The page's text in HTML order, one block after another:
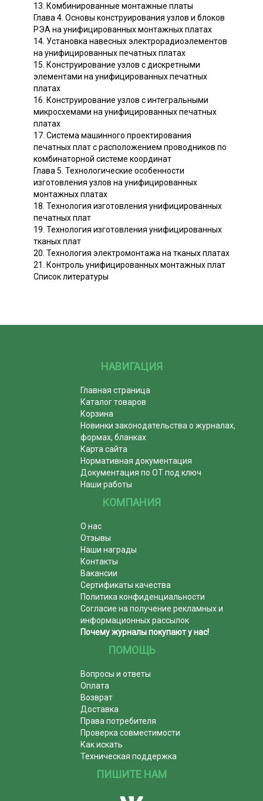
13. Комбинированные монтажные платы
Глава 4. Основы конструирования узлов и блоков
РЭА на унифицированных монтажных платах
14. Установка навесных электрорадиоэлементов
на унифицированных печатных платах
15. Конструирование узлов с дискретными
элементами на унифицированных печатных
платах
16. Конструирование узлов с интегральными
микросхемами на унифицированных печатных
платах
17. Система машинного проектирования
печатных плат с расположением проводников по
комбинаторной системе координат
Глава 5. Технологические особенности
изготовления узлов на унифицированных
монтажных платах
18. Технология изготовления унифицированных
печатных плат
19. Технология изготовления унифицированных
тканых плат
20. Технология электромонтажа на тканых платах
21. Контроль унифицированных монтажных плат
Список литературы
НАВИГАЦИЯ
Главная страница
Каталог товаров
Корзина
Новинки законодательства о журналах,
формах, бланках
Карта сайта
Нормативная документация
Документация по ОТ под ключ
Наши работы
КОМПАНИЯ
О нас
Отзывы
Наши награды
Контакты
Вакансии
Сертификаты качества
Политика конфиденциальности
Согласие на получение рекламных и
информационных рассылок
Почему журналы покупают у нас!
ПОМОЩЬ
Вопросы и ответы
Оплата
Возврат
Доставка
Права потребителя
Проверка совместимости
Как искать
Техническая поддержка
ПИШИТЕ НАМ